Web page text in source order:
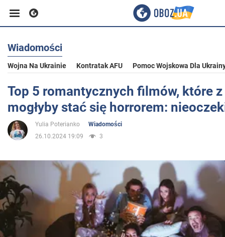
Biznes
Sport
Rozrywka
Polityka
Społeczeństwo
Wiadomości
Wojna Na Ukrainie Kontratak AFU Pomoc Wojskowa Dla
Top 5 romantycznych filmów, które z
mogłyby stać się horrorem:
Yulia Poterianko
Wiadomości
26.10.2024 19:09
3